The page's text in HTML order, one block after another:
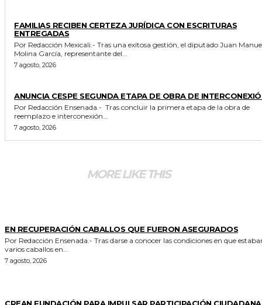
FAMILIAS RECIBEN CERTEZA JURÍDICA CON ESCRITURAS
ENTREGADAS
Por Redacción Mexicali.- Tras una exitosa gestión, el diputado Juan Manuel
Molina García, representante del...
7 agosto, 2026
ANUNCIA CESPE SEGUNDA ETAPA DE OBRA DE
Por Redacción Ensenada.- Tras concluir la primera etapa de la obra de
reemplazo e interconexión...
7 agosto, 2026
MORE LIKE THIS
EN RECUPERACIÓN CABALLOS QUE FUERON ASEGURADOS
Por Redacción Ensenada.- Tras darse a conocer las condiciones en que estaban
varios caballos en...
7 agosto, 2026
CREAN FUNDACIÓN PARA IMPULSAR PARTICIPACIÓN CIUDADANA